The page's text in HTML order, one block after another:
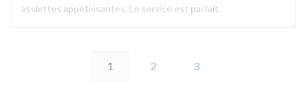
assiettes appétissantes. Le service est parfait.
1 2 3